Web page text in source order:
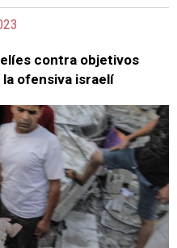
contra objetivos
ofensiva israelí